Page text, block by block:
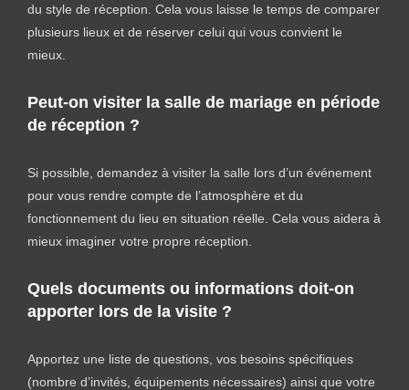
du style de réception. Cela vous laisse le temps de comparer
plusieurs lieux et de réserver celui qui vous convient le
mieux.
Peut-on visiter la salle de mariage en période
de réception ?
Si possible, demandez à visiter la salle lors d’un événement
pour vous rendre compte de l’atmosphère et du
fonctionnement du lieu en situation réelle. Cela vous aidera à
mieux imaginer votre propre réception.
Quels documents ou informations doit-on
apporter lors de la visite ?
Apportez une liste de questions, vos besoins spécifiques
(nombre d’invités, équipements nécessaires) ainsi que votre